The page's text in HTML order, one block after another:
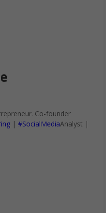
Co-founder
| #SocialMediaAnalyst |